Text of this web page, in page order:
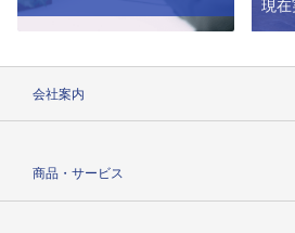
現在
会社案内
商品・サービス